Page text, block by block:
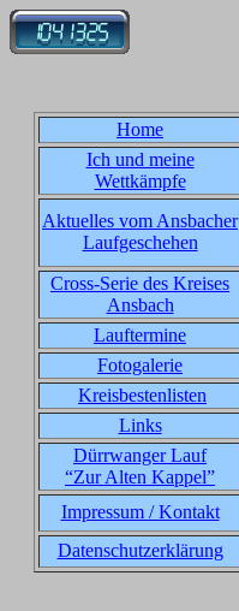
Home
Ich und meine
Wettkämpfe
Aktuelles vom Ansbacher
Laufgeschehen
Cross-Serie des Kreises
Ansbach
Lauftermine
Fotogalerie
Kreisbestenlisten
Links
Dürrwanger Lauf
“Zur Alten Kappel”
Impressum / Kontakt
Datenschutzerklärung